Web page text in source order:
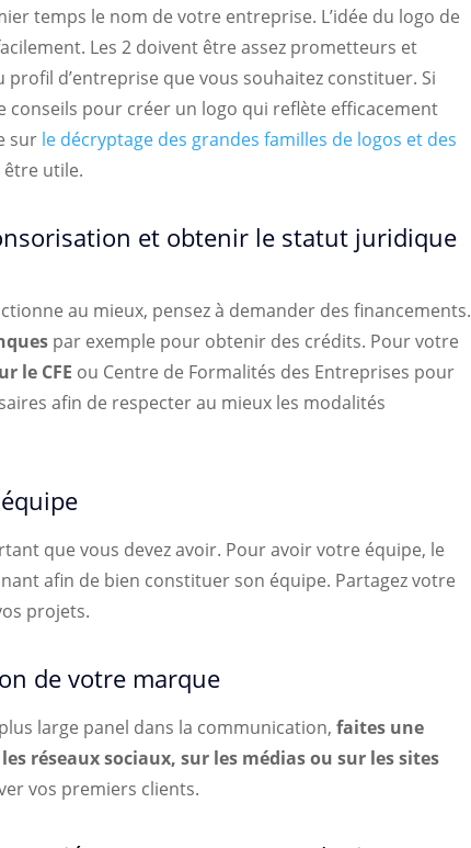
temps le nom de votre entreprise. L’idée du logo de
Les 2 doivent être assez prometteurs et
d’entreprise que vous souhaitez constituer. Si
conseils pour créer un logo qui reflète efficacement
sur le décryptage des grandes familles de logos et des
utile.
et obtenir le statut juridique
au mieux, pensez à demander des financements.
par exemple pour obtenir des crédits. Pour votre
le CFE ou Centre de Formalités des Entreprises pour
afin de respecter au mieux les modalités
que vous devez avoir. Pour avoir votre équipe, le
afin de bien constituer son équipe. Partagez votre
projets.
de votre marque
large panel dans la communication, faites une
réseaux sociaux, sur les médias ou sur les sites
vos premiers clients.